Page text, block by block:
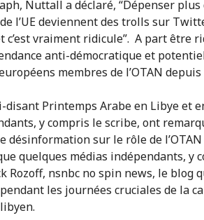
Nuttall a déclaré, “Dépenser
l’UE deviennent des trolls sur
c’est vraiment ridicule”. A part être
anti-démocratique et
membres de l’OTAN depuis
disant Printemps Arabe en Libye et
y compris le scribe, ont
désinformation sur le rôle de
quelques médias indépendants, y
Rozoff, nsnbc no spin news, le
les journées cruciales de la